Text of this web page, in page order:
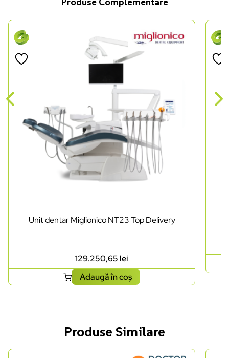
Unit dentar Miglionico NT23 Top Delivery
129.250,65 lei
Adaugă în coș
Produse Similare